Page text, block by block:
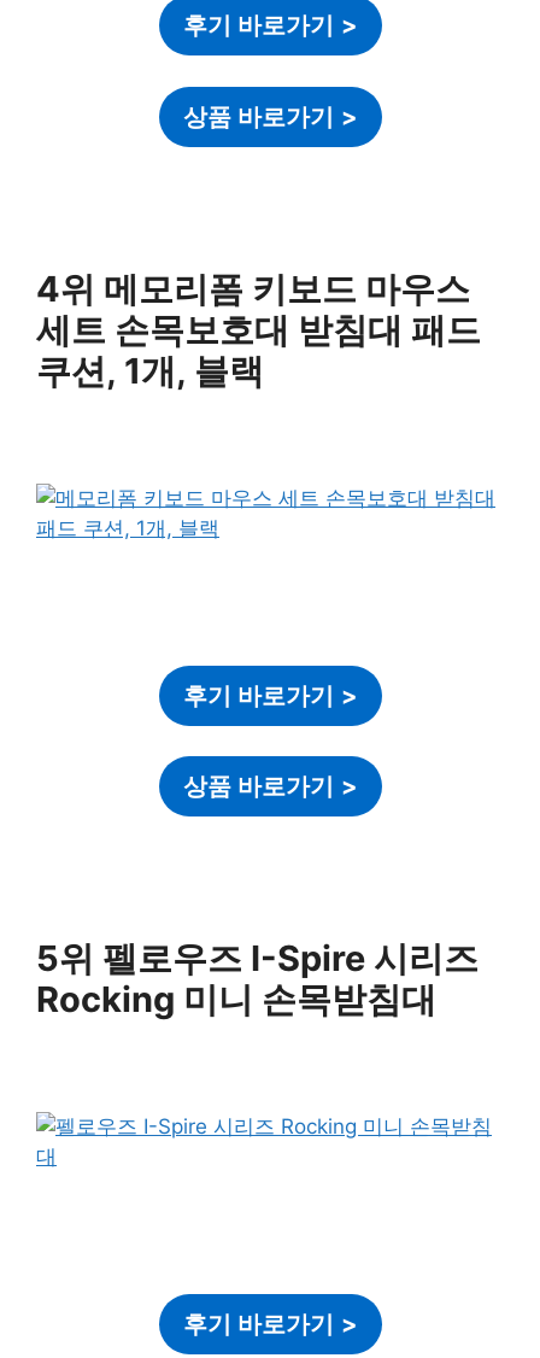
후기 바로가기 >
상품 바로가기 >
4위 메모리폼 키보드 마우스
세트 손목보호대 받침대 패드
쿠션, 1개, 블랙
후기 바로가기 >
상품 바로가기 >
5위 펠로우즈 I-Spire 시리즈
Rocking 미니 손목받침대
후기 바로가기 >